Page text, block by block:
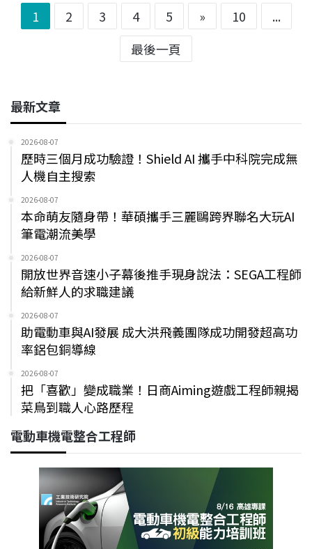
1 2 3 4 5 » 10
...
最後一頁
最新文章
2026-08-07
歷時三個月成功驗證！Shield AI 攜手中科院完成無
人機自主搜索
2026-08-07
本命萌友隨身帶！華碩攜手三麗鷗跨界聯名大玩AI
筆電潮流美學
2026-08-07
開放世界音速小子幕後推手現身說法：SEGA工程師
給新鮮人的求職建議
2026-08-07
助電動車與AI發展 成大洪飛義團隊成功開發超高功
率鋁包銅導線
2026-08-07
把「喜歡」變成職業！日商Aiming遊戲工程師親揭
菜鳥到職人心路歷程
電動車機電整合工程師